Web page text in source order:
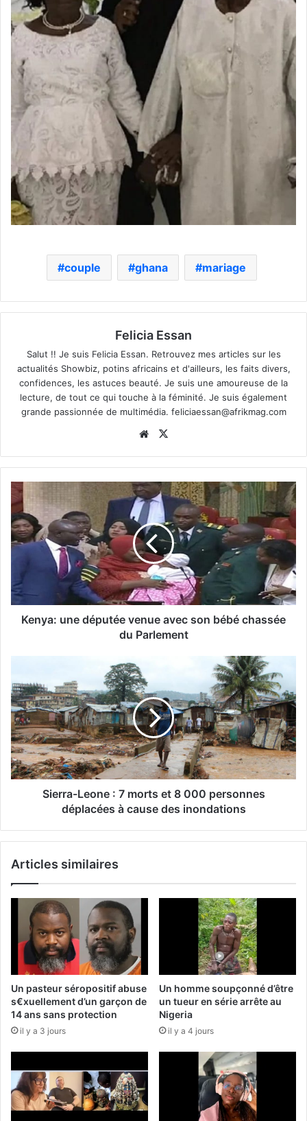
couple ghana mariage
Felicia Essan
Salut !! Je suis Felicia Essan. Retrouvez mes articles sur les
actualités Showbiz, potins africains et d'ailleurs, les faits divers,
confidences, les astuces beauté. Je suis une amoureuse de la
lecture, de tout ce qui touche à la féminité. Je suis également
grande passionnée de multimédia. feliciaessan@afrikmag.com
Website
Kenya: une députée venue avec son bébé chassée
du Parlement
Sierra-Leone : 7 morts et 8 000 personnes
déplacées à cause des inondations
Articles similaires
Un pasteur séropositif abuse
s€xuellement d’un garçon de
14 ans sans protection
il y a 3 jours
Un homme soupçonné d’être
un tueur en série arrête au
Nigeria
il y a 4 jours